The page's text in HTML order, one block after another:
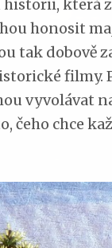
historii, která
honosit
tak dobově
filmy.
vyvolávat
čeho chce